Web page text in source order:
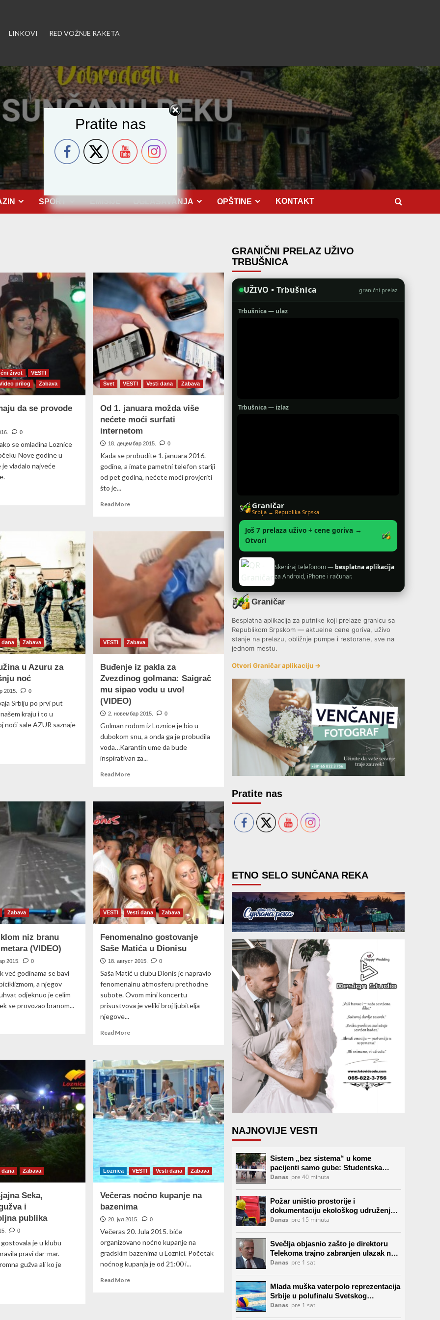
LINKOVI RED VOŽNJE RAKETA
SPORT OGLAŠAVANJA OPŠTINE KONTAKT
život
VESTI
prilog Zabava
da se provode
0
se omladina Loznice
Nove godine u
je vladalo najveće
Svet VESTI Vesti dana Zabava
Od 1. januara možda više
nećete moći surfati
internetom
18. децембар 2015. 0
Kada se probudite 1. januara 2016.
godine, a imate pametni telefon stariji
od pet godina, nećete moći provjeriti
što je...
Read MoreRead
januara
možda
više
nećete
internetom
dana Zabava
u Azuru za
noć
2015. 0
Srbiju po prvi put
kraju i to u
noći sale AZUR saznaje
VESTI Zabava
Buđenje iz pakla za
Zvezdinog golmana: Saigrač
mu sipao vodu u uvo!
(VIDEO)
2. новембар 2015. 0
Golman rodom iz Loznice je bio u
dubokom snu, a onda ga je probudila
voda…Karantin ume da bude
inspirativan za...
Read MoreRead
Buđenje
pakla
za
Zvezdinog
golmana:
Saigrač
mu
sipao
vodu
u
uvo!
(VIDEO)
Zabava
niz branu
(VIDEO)
2015. 0
već godinama se bavi
a njegov
odjeknuo je celim
se provozao branom...
VESTI Vesti dana Zabava
Fenomenalno gostovanje
Saše Matića u Dionisu
18. август 2015. 0
Saša Matić u clubu Dionis je napravio
fenomenalnu atmosferu prethodne
subote. Ovom mini koncertu
prisustvova je veliki broj ljubitelja
njegove...
Read MoreRead
Fenomenalno
gostovanje
Saše
Matića
u
Dionisu
dana Zabava
Seka,
i
publika
0
je u klubu
pravi dar-mar.
gužva ali ko je
Loznica VESTI Vesti dana Zabava
Večeras noćno kupanje na
bazenima
20. јул 2015. 0
Večeras 20. Jula 2015. biće
organizovano noćno kupanje na
gradskim bazenima u Loznici. Početak
noćnog kupanja je od 21:00 i...
Read MoreRead
GRANIČNI PRELAZ UŽIVO
TRBUŠNICA
UŽIVO • Trbušnica granični prelaz
Trbušnica — ulaz
Trbušnica — izlaz
Graničar
Srbija ↔ Republika Srpska
Još 7 prelaza uživo + cene goriva →
Otvori
Skeniraj telefonom — besplatna aplikacija
za Android, iPhone i računar.
Graničar
Besplatna aplikacija za putnike koji prelaze granicu sa
Republikom Srpskom — aktuelne cene goriva, uživo
stanje na prelazu, obližnje pumpe i restorane, sve na
jednom mestu.
Otvori Graničar aplikaciju →
Pratite nas
ETNO SELO SUNČANA REKA
NAJNOVIJE VESTI
Pratite nas